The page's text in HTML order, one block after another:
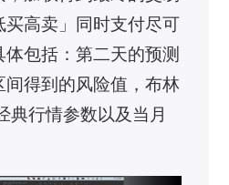
买高卖」同时支付尽可
包括：第二天的预测
得到的风险值，布林
典行情参数以及当月